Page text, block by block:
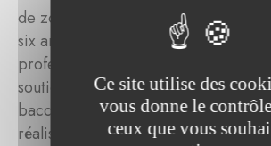
de zones défavorisées, sont
six ans par des mentors dévoués,
professionnel et éducatif. En leur
soutien de qualité jusqu'à l'obtention
baccalauréat, ces derniers sont en
réaliser leur plein potentiel.
Ce site utilise des
vous donne le
ceux que vous